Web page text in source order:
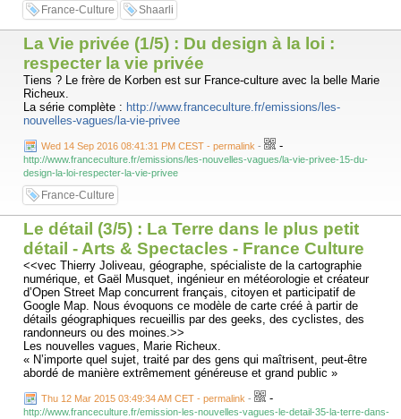
France-Culture Shaarli
La Vie privée (1/5) : Du design à la loi :
respecter la vie privée
Tiens ? Le frère de Korben est sur France-culture avec la belle Marie
Richeux.
La série complète : http://www.franceculture.fr/emissions/les-
nouvelles-vagues/la-vie-privee
Wed 14 Sep 2016 08:41:31 PM CEST - permalink - -
http://www.franceculture.fr/emissions/les-nouvelles-vagues/la-vie-privee-15-du-
design-la-loi-respecter-la-vie-privee
France-Culture
Le détail (3/5) : La Terre dans le plus petit
détail - Arts & Spectacles - France Culture
<<vec Thierry Joliveau, géographe, spécialiste de la cartographie
numérique, et Gaël Musquet, ingénieur en météorologie et créateur
d’Open Street Map concurrent français, citoyen et participatif de
Google Map. Nous évoquons ce modèle de carte créé à partir de
détails géographiques recueillis par des geeks, des cyclistes, des
randonneurs ou des moines.>>
Les nouvelles vagues, Marie Richeux.
« N’importe quel sujet, traité par des gens qui maîtrisent, peut-être
abordé de manière extrêmement généreuse et grand public »
Thu 12 Mar 2015 03:49:34 AM CET - permalink - -
http://www.franceculture.fr/emission-les-nouvelles-vagues-le-detail-35-la-terre-dans-